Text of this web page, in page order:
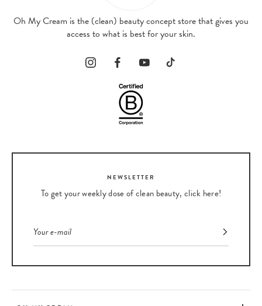
Oh My Cream is the (clean) beauty concept store that gives you
access to what is best for your skin.
NEWSLETTER
To get your weekly dose of clean beauty, click here!